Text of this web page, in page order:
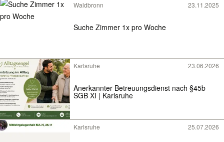
Waldbronn 23.11.2025
Suche Zimmer 1x pro Woche
Karlsruhe 23.06.2026
Anerkannter Betreuungsdienst nach §45b
SGB XI | Karlsruhe
Karlsruhe 25.07.2026